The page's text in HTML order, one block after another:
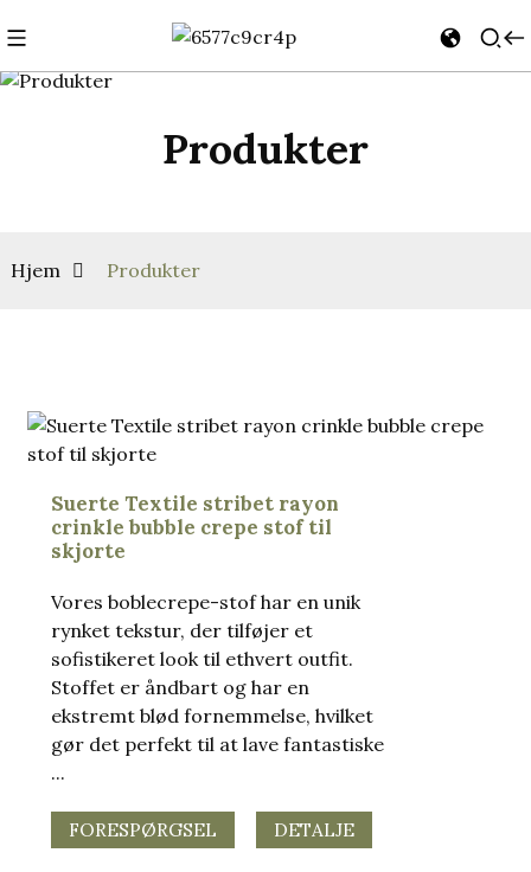
Produkter
Hjem Produkter
Suerte Textile stribet rayon
crinkle bubble crepe stof til
skjorte
Vores boblecrepe-stof har en unik
rynket tekstur, der tilføjer et
sofistikeret look til ethvert outfit.
Stoffet er åndbart og har en
ekstremt blød fornemmelse, hvilket
gør det perfekt til at lave fantastiske
...
FORESPØRGSEL DETALJE